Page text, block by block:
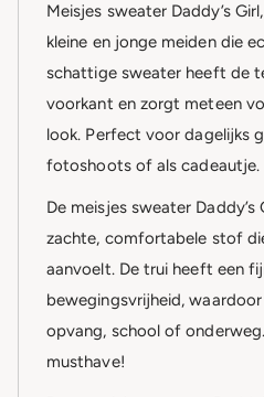
Meisjes sweater Daddy’s
kleine en jonge meiden die
schattige sweater heeft de
voorkant en zorgt meteen
look. Perfect voor dagelijks
fotoshoots of als cadeautje.
De meisjes sweater
zachte, comfortabele stof
aanvoelt. De trui heeft een
bewegingsvrijheid,
opvang, school of
musthave!